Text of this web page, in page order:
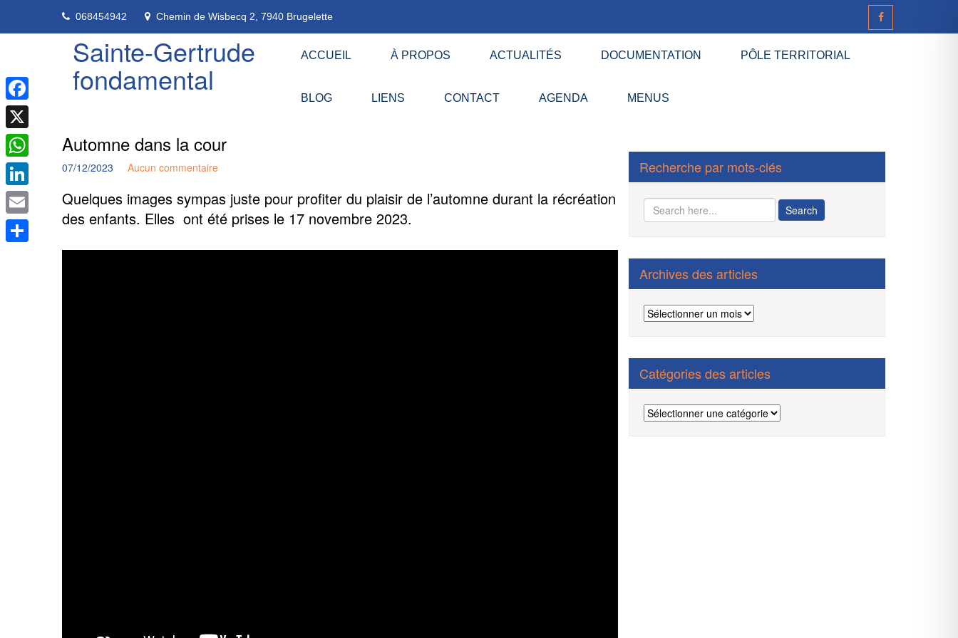
content
068454942 Chemin de Wisbecq 2, 7940 Brugelette
Sainte-Gertrude
fondamental
ACCUEIL À PROPOS ACTUALITÉS DOCUMENTATION PÔLE TERRITORIAL
BLOG LIENS CONTACT AGENDA MENUS
Automne dans la cour
07/12/2023 Aucun commentaire
Quelques images sympas juste pour profiter du plaisir de l’automne durant la récréation
des enfants. Elles ont été prises le 17 novembre 2023.
Recherche par mots-clés
Archives des articles
Archives
des
Catégories des articles
Catégories
des
Facebook
X
WhatsApp
LinkedIn
Email